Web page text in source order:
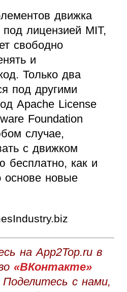
движка
лицензией MIT,
свободно
и
Только два
под другими
Apache License
Foundation
случае,
с движком
бесплатно, как и
основе новые
на App2Top.ru в
«ВКонтакте»
с нами,